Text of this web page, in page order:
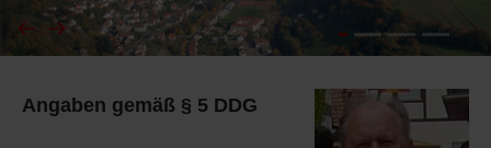
Angaben gemäß § 5 DDG
J
Feuerwehr
Friedhöfe